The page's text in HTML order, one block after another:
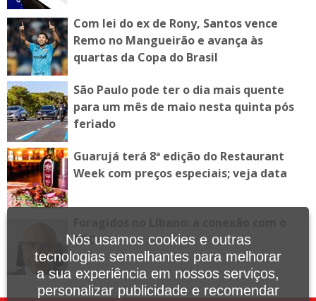
Com lei do ex de Rony, Santos vence
Remo no Mangueirão e avança às
quartas da Copa do Brasil
São Paulo pode ter o dia mais quente
para um mês de maio nesta quinta pós
feriado
Guarujá terá 8ª edição do Restaurant
Week com preços especiais; veja data
PCC
Nós usamos cookies e outras
tecnologias semelhantes para melhorar
a sua experiência em nossos serviços,
personalizar publicidade e recomendar